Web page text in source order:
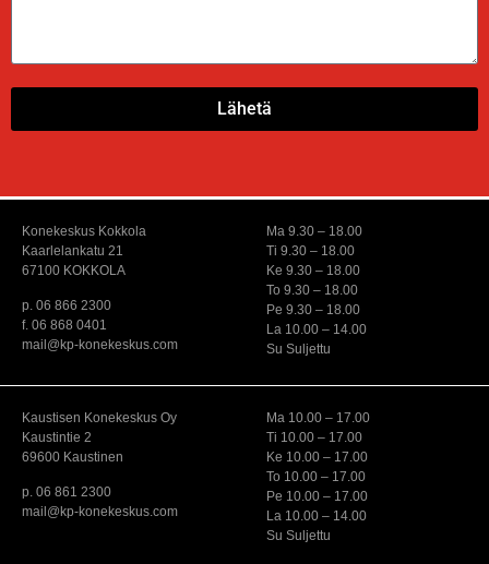
Lähetä
Konekeskus Kokkola
Kaarlelankatu 21
67100 KOKKOLA
p. 06 866 2300
f. 06 868 0401
mail@kp-konekeskus.com
Ma 9.30 – 18.00
Ti 9.30 – 18.00
Ke 9.30 – 18.00
To 9.30 – 18.00
Pe 9.30 – 18.00
La 10.00 – 14.00
Su Suljettu
Kaustisen Konekeskus Oy
Kaustintie 2
69600 Kaustinen
p. 06 861 2300
mail@kp-konekeskus.com
Ma 10.00 – 17.00
Ti 10.00 – 17.00
Ke 10.00 – 17.00
To 10.00 – 17.00
Pe 10.00 – 17.00
La 10.00 – 14.00
Su Suljettu